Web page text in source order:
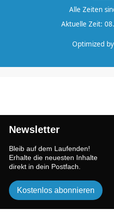
Alle Zeiten
Aktuelle Zeit:
Optimized
Newsletter
Bleib auf dem Laufenden!
Erhalte die neuesten Inhalte
direkt in dein Postfach.
Kostenlos abonnieren